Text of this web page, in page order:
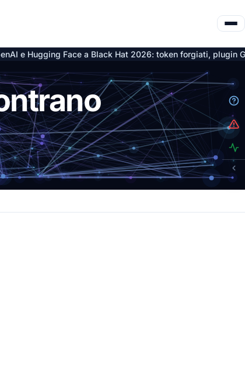
Face a Black Hat 2026: token forgiati, plugin Groovy e